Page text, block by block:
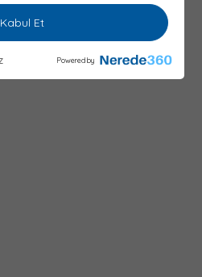
Kabul Et
Powered by